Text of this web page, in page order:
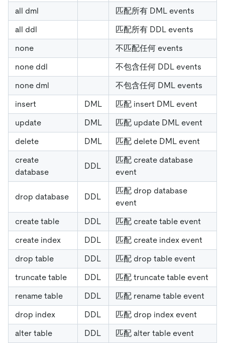
all dml
匹配所有 DML events
all ddl
匹配所有 DDL events
none
不匹配任何 events
none ddl
不包含任何 DDL events
none dml
不包含任何 DML events
insert
DML
匹配 insert DML event
update
DML
匹配 update DML event
delete
DML
匹配 delete DML event
create
database
DDL
匹配 create database
event
drop database DDL
匹配 drop database
event
create table
DDL
匹配 create table event
create index
DDL
匹配 create index event
drop table
DDL
匹配 drop table event
truncate table
DDL
匹配 truncate table event
rename table
DDL
匹配 rename table event
drop index
DDL
匹配 drop index event
alter table
DDL 匹配 alter table event